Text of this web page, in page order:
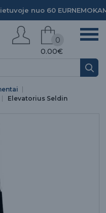
nuo 60 EUR
0.00€
0
Elevatorius Seldin